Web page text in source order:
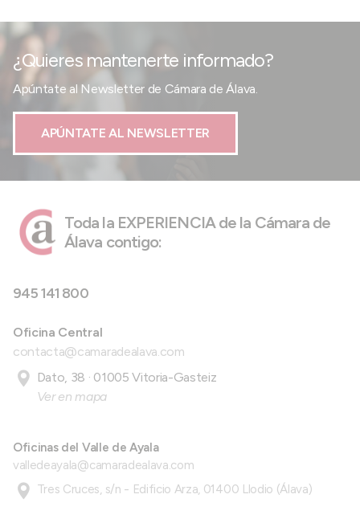
¿Quieres mantenerte informado?
Apúntate al Newsletter de Cámara de Álava.
APÚNTATE AL NEWSLETTER
Toda la EXPERIENCIA de la Cámara de
Álava contigo:
945 141 800
Oficina Central
contacta@camaradealava.com
Dato, 38 · 01005 Vitoria-Gasteiz
Ver en mapa
Oficinas del Valle de Ayala
valledeayala@camaradealava.com
Tres Cruces, s/n - Edificio Arza, 01400 Llodio (Álava)